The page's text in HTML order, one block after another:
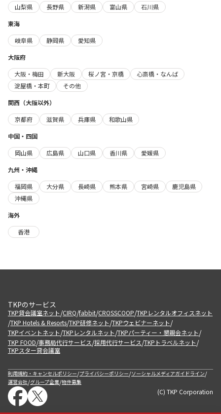
山梨県
長野県 新潟県 富山県
石川県
東海
岐阜県
静岡県
愛知県
大阪府
大阪・梅田
新大阪 桜ノ宮・京橋
心斎橋・なんば
淀屋橋・本町
その他
関西（大阪以外）
京都府
滋賀県 兵庫県
和歌山県
中国・四国
岡山県
広島県 山口県 香川県
愛媛県
九州・沖縄
福岡県
大分県 長崎県 熊本県 宮崎県
鹿児島県
沖縄県
海外
香港
TKPのサービス
TKP貸会議室ネット/CIRQ/fabbit/CROSSCOOP/TKPレンタルオフィスネット
/TKP Hotels & Resorts/TKP研修ネット/TKPウェビナーネット/
TKPイベントネット/TKPレンタルネット/TKPパーティー・懇親会ネット/
TKP FOOD/事務局代行サービス/採用代行サービス/TKPトラベルネット/
TKPスター貸会議室
利用規約・キャンセルポリシー/プライバシーポリシー/ソーシャルメディアガイドライン/
運営会社/グループ企業/物件募集
(C) TKP Corporation